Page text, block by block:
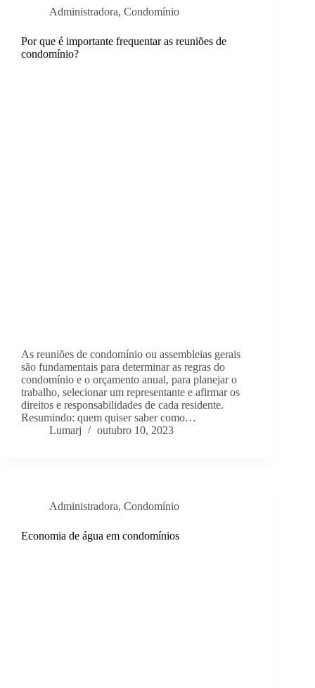
Administradora, Condomínio
Por que é importante frequentar as reuniões de
condomínio?
As reuniões de condomínio ou assembleias gerais
são fundamentais para determinar as regras do
condomínio e o orçamento anual, para planejar o
trabalho, selecionar um representante e afirmar os
direitos e responsabilidades de cada residente.
Resumindo: quem quiser saber como…
Lumarj
outubro 10, 2023
Administradora, Condomínio
Economia de água em condomínios